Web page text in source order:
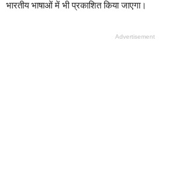
भारतीय भाषाओं में भी प्रकाशित किया जाएगा।
Advertisement